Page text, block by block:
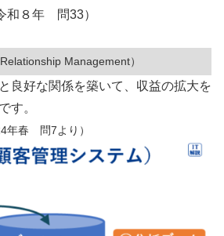
和８年 問33）
Management）
良好な関係を築いて、収益の拡大を
す。
年春 問7より）